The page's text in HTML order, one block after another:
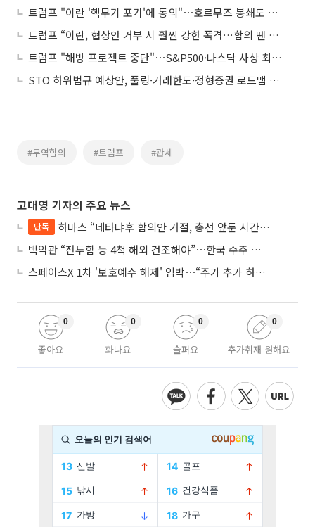
트럼프 "이란 '핵무기 포기'에 동의"⋯호르무즈 봉쇄도 점진적 해제
트럼프 “이란, 협상안 거부 시 훨씬 강한 폭격…합의 땐 종전”
트럼프 "해방 프로젝트 중단"⋯S&P500·나스닥 사상 최고치 外
STO 하위법규 예상안, 풀링·거래한도·정형증권 로드맵 제시
#무역합의 #트럼프 #관세
고대영 기자의 주요 뉴스
단독
하마스 “네타냐후 합의안 거절, 총선 앞둔 시간 끌기”
백악관 “전투함 등 4척 해외 건조해야”⋯한국 수주 기대
스페이스X 1차 '보호예수 해제' 임박⋯“주가 추가 하락 가능성”
좋아요
0
화나요
0
슬퍼요
0
추가취재 원해요
0